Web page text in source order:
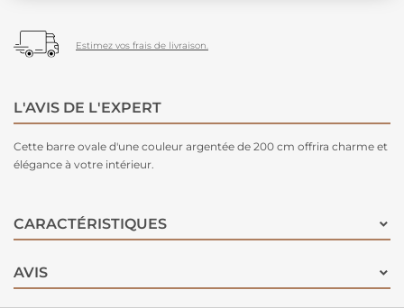
Estimez vos frais de livraison.
L'AVIS DE L'EXPERT
Cette barre ovale d'une couleur argentée de 200 cm offrira charme et
élégance à votre intérieur.
CARACTÉRISTIQUES
AVIS